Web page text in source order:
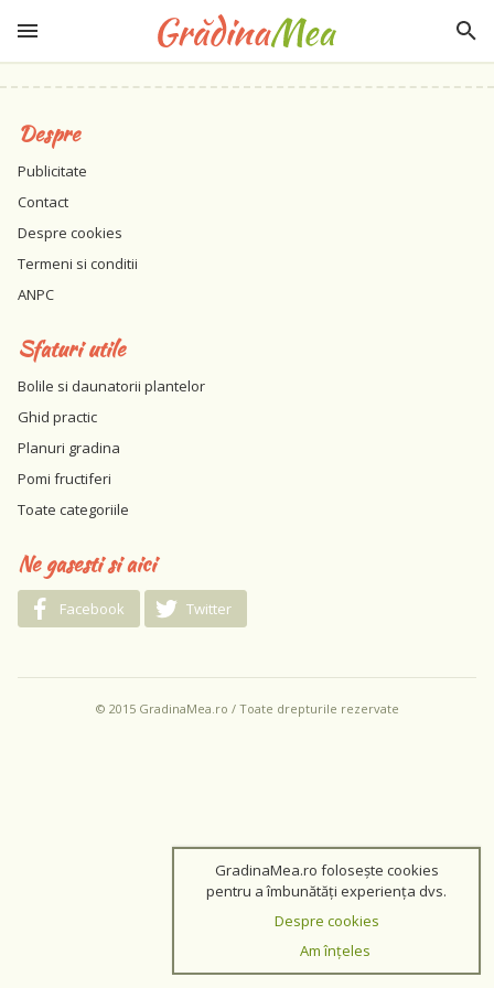
Despre
Publicitate
Contact
Despre cookies
Termeni si conditii
ANPC
Sfaturi utile
Bolile si daunatorii plantelor
Ghid practic
Planuri gradina
Pomi fructiferi
Toate categoriile
Ne gasesti si aici
Facebook Twitter
© 2015 GradinaMea.ro / Toate drepturile rezervate
GradinaMea.ro folosește cookies
pentru a îmbunătăți experiența dvs.
Despre cookies
Am înțeles